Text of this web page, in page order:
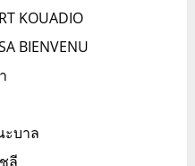
KOUADIO
BIENVENU
บาล
ลี